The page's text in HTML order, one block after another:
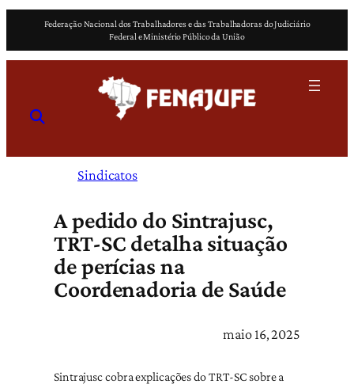
o
Federação Nacional dos Trabalhadores e das Trabalhadoras do Judiciário
Federal e Ministério Público da União
Sindicatos
A pedido do Sintrajusc,
TRT-SC detalha situação
de perícias na
Coordenadoria de Saúde
maio 16, 2025
Sintrajusc cobra explicações do TRT-SC sobre a